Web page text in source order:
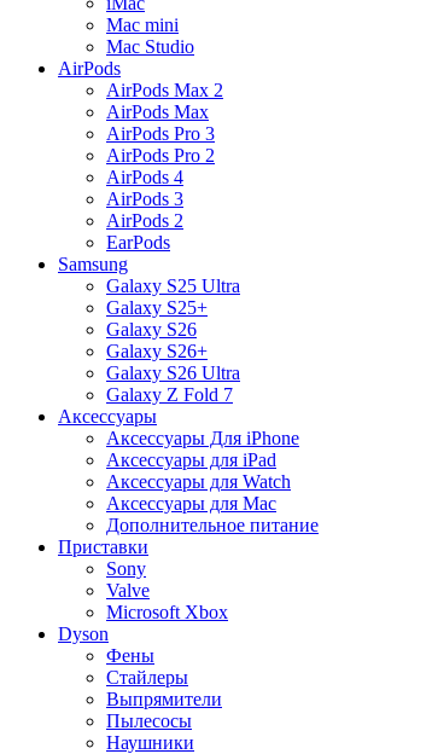
Mac mini
Mac Studio
AirPods
AirPods Max 2
AirPods Max
AirPods Pro 3
AirPods Pro 2
AirPods 4
AirPods 3
AirPods 2
EarPods
Samsung
Galaxy S25 Ultra
Galaxy S25+
Galaxy S26
Galaxy S26+
Galaxy S26 Ultra
Galaxy Z Fold 7
Аксессуары
Аксессуары Для iPhone
Аксессуары для iPad
Аксессуары для Watch
Аксессуары для Mac
Дополнительное питание
Приставки
Sony
Valve
Microsoft Xbox
Dyson
Фены
Стайлеры
Выпрямители
Пылесосы
Наушники